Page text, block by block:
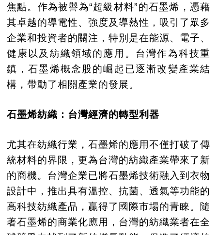
焦點。作為被譽為“超級材料”的石墨烯，憑藉
其卓越的導電性、強度及導熱性，吸引了眾多
企業和投資者的關注，特別是在能源、電子、
健康以及紡織領域的應用。台灣作為科技重
鎮，石墨烯概念股的崛起已逐漸改變產業結
構，帶動了相關產業的發展。
石墨烯紡織：台灣經濟的轉型利器
尤其在紡織行業，石墨烯的應用不僅打破了傳
統材料的界限，更為台灣的紡織產業帶來了新
的商機。台灣企業已將石墨烯技術融入到衣物
設計中，推出具有溫控、抗菌、透氣等功能的
高科技紡織產品，贏得了國際市場的青睞。隨
著石墨烯的商業化應用，台灣的紡織業者在全